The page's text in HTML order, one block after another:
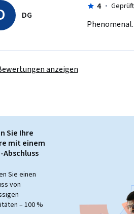
DG
4 ·
anzeigen
Sie Ihre
mit einem
Abschluss
Sie einen
von
– 100 %